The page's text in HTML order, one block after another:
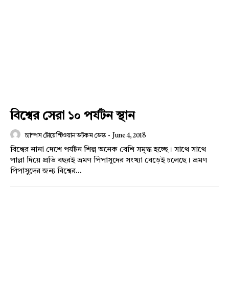
বিশ্বের সেরা ১০ পর্যটন স্থান
চ্যাম্পস টোয়েন্টিওয়ান ডটকম ডেস্ক - June 4, 2018
বিশ্বের নানা দেশে পর্যটন শিল্প অনেক বেশি সমৃদ্ধ হচ্ছে। সাথে সাথে
পাল্লা দিয়ে প্রতি বছরই ভ্রমণ পিপাসুদের সংখ্যা বেড়েই চলেছে। ভ্রমণ
পিপাসুদের জন্য বিশ্বের...